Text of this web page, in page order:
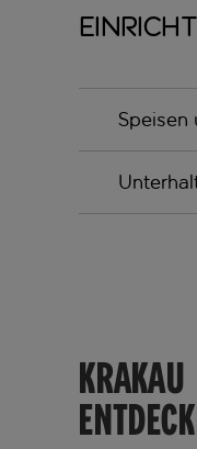
Speisen
KRAKAU